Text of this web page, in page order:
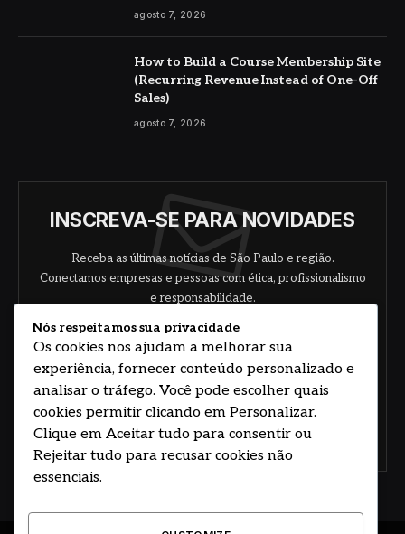
agosto 7, 2026
How to Build a Course Membership Site
(Recurring Revenue Instead of One-Off
Sales)
agosto 7, 2026
INSCREVA-SE PARA NOVIDADES
Receba as últimas notícias de São Paulo e região.
Conectamos empresas e pessoas com ética, profissionalismo
e responsabilidade.
Concorde com nossos termos e acordo de
Nós respeitamos sua privacidade
Os cookies nos ajudam a melhorar sua
experiência, fornecer conteúdo personalizado e
analisar o tráfego. Você pode escolher quais
cookies permitir clicando em Personalizar.
Clique em Aceitar tudo para consentir ou
Rejeitar tudo para recusar cookies não
essenciais.